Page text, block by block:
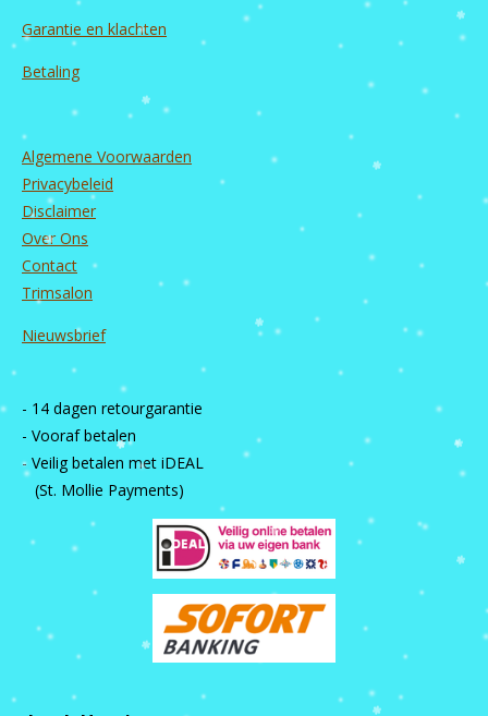
Garantie en klachten
Betaling
Algemene Voorwaarden
Privacybeleid
Disclaimer
Over Ons
Contact
Trimsalon
Nieuwsbrief
- 14 dagen retourgarantie
- Vooraf betalen
- Veilig betalen met iDEAL
(St. Mollie Payments)